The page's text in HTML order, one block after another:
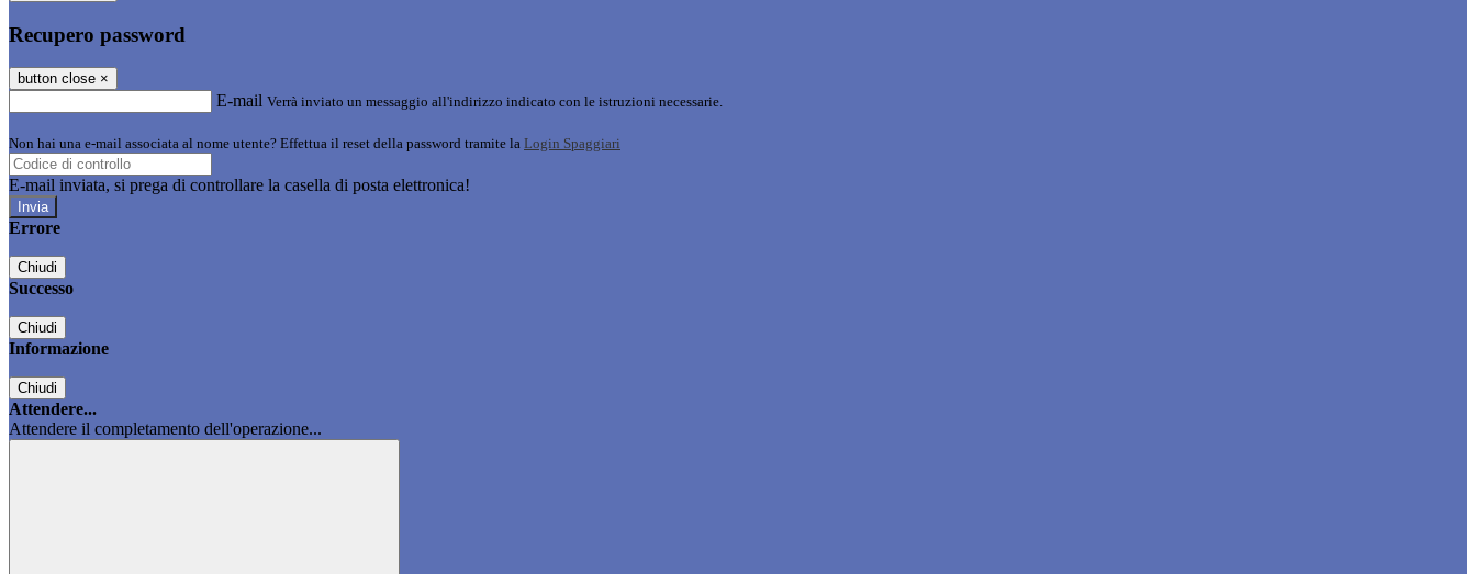
Recupero password
button close ×
E-mail Verrà inviato un messaggio all'indirizzo indicato con le istruzioni necessarie.
Non hai una e-mail associata al nome utente? Effettua il reset della password tramite la Login Spaggiari
E-mail inviata, si prega di controllare la casella di posta elettronica!
Errore
Chiudi
Successo
Chiudi
Informazione
Chiudi
Attendere...
Attendere il completamento dell'operazione...